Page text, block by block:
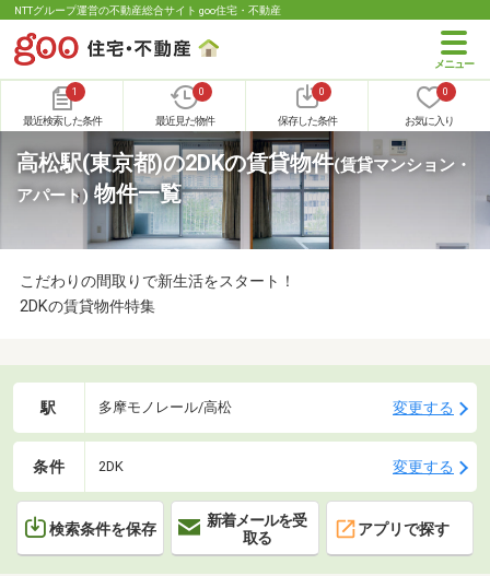
NTTグループ運営の不動産総合サイト goo住宅・不動産
1
最近検索した条件
0
最近見た物件
0
保存した条件
0
お気に入り
高松駅(東京都)の2DKの賃貸物件(賃貸マンション・
アパート) 物件一覧
こだわりの間取りで新生活をスタート！
2DKの賃貸物件特集
駅 多摩モノレール/高松 変更する
条件 2DK 変更する
検索条件を保存
新着メールを受
取る
アプリで探す